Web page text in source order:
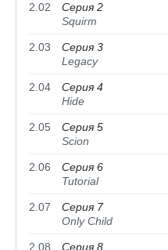
2.02
Серия 2
Squirm
2.03
Серия 3
Legacy
2.04
Серия 4
Hide
2.05
Серия 5
Scion
2.06
Серия 6
Tutorial
2.07
Серия 7
Only Child
2.08
Серия 8